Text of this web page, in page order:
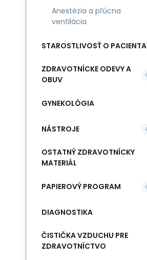
Anestézia a pľúcna
ventilácia
STAROSTLIVOSŤ O PACIENTA
ZDRAVOTNÍCKE ODEVY A
OBUV
GYNEKOLÓGIA
NÁSTROJE
OSTATNÝ ZDRAVOTNÍCKY
MATERIÁL
PAPIEROVÝ PROGRAM
DIAGNOSTIKA
ČISTIČKA VZDUCHU PRE
ZDRAVOTNÍCTVO